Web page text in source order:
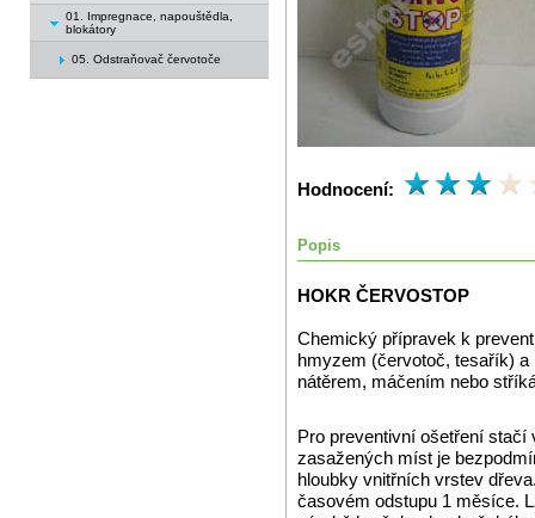
01. Impregnace, napouštědla,
blokátory
05. Odstraňovač červotoče
Hodnocení:
Popis
HOKR ČERVOSTOP
Chemický přípravek k
hmyzem (červotoč, tesařík) a
nátěrem, máčením nebo
Pro preventivní ošetření stačí
zasažených míst je
hloubky vnitřních vrstev
časovém odstupu 1 měsíce.